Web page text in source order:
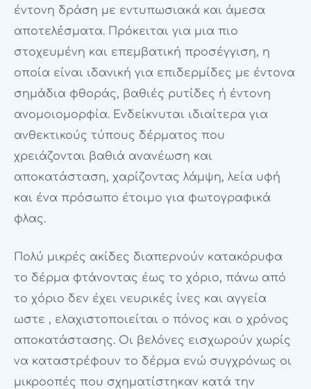
έντονη δράση με εντυπωσιακά και άμεσα
αποτελέσματα. Πρόκειται για μια πιο
στοχευμένη και επεμβατική προσέγγιση, η
οποία είναι ιδανική για επιδερμίδες με έντονα
σημάδια φθοράς, βαθιές ρυτίδες ή έντονη
ανομοιομορφία. Ενδείκνυται ιδιαίτερα για
ανθεκτικούς τύπους δέρματος που
χρειάζονται βαθιά ανανέωση και
αποκατάσταση, χαρίζοντας λάμψη, λεία υφή
και ένα πρόσωπο έτοιμο για φωτογραφικά
φλας.
Πολύ μικρές ακίδες διαπερνούν κατακόρυφα
το δέρμα φτάνοντας έως το χόριο, πάνω από
το χόριο δεν έχει νευρικές ίνες και αγγεία
ωστε , ελαχιστοποιείται ο πόνος και ο χρόνος
αποκατάστασης. Οι βελόνες εισχωρούν χωρίς
να καταστρέφουν το δέρμα ενώ συγχρόνως οι
μικροοπές που σχηματίστηκαν κατά την